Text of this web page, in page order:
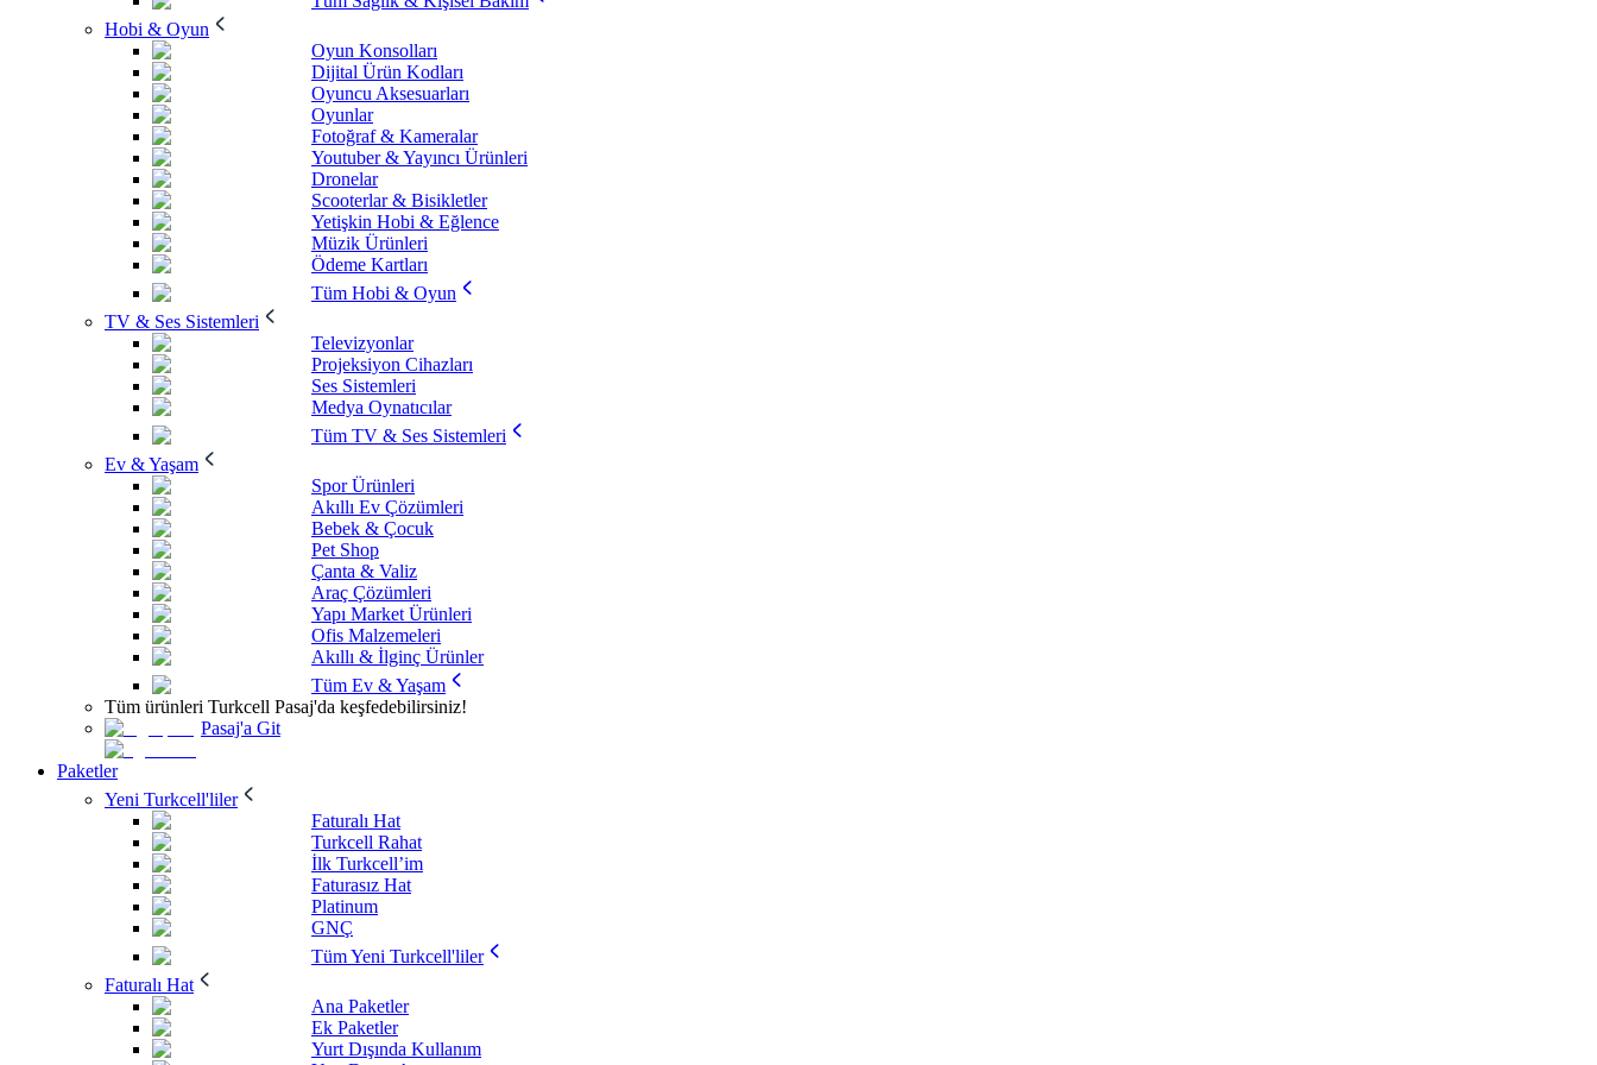
Hobi & Oyun
Oyun Konsolları
Dijital Ürün Kodları
Oyuncu Aksesuarları
Oyunlar
Fotoğraf & Kameralar
Youtuber & Yayıncı Ürünleri
Dronelar
Scooterlar & Bisikletler
Yetişkin Hobi & Eğlence
Müzik Ürünleri
Ödeme Kartları
Tüm Hobi & Oyun
TV & Ses Sistemleri
Televizyonlar
Projeksiyon Cihazları
Ses Sistemleri
Medya Oynatıcılar
Tüm TV & Ses Sistemleri
Ev & Yaşam
Spor Ürünleri
Akıllı Ev Çözümleri
Bebek & Çocuk
Pet Shop
Çanta & Valiz
Araç Çözümleri
Yapı Market Ürünleri
Ofis Malzemeleri
Akıllı & İlginç Ürünler
Tüm Ev & Yaşam
Tüm ürünleri Turkcell Pasaj'da keşfedebilirsiniz!
Pasaj'a Git
Paketler
Yeni Turkcell'liler
Faturalı Hat
Turkcell Rahat
İlk Turkcell’im
Faturasız Hat
Platinum
GNÇ
Tüm Yeni Turkcell'liler
Faturalı Hat
Ana Paketler
Ek Paketler
Yurt Dışında Kullanım